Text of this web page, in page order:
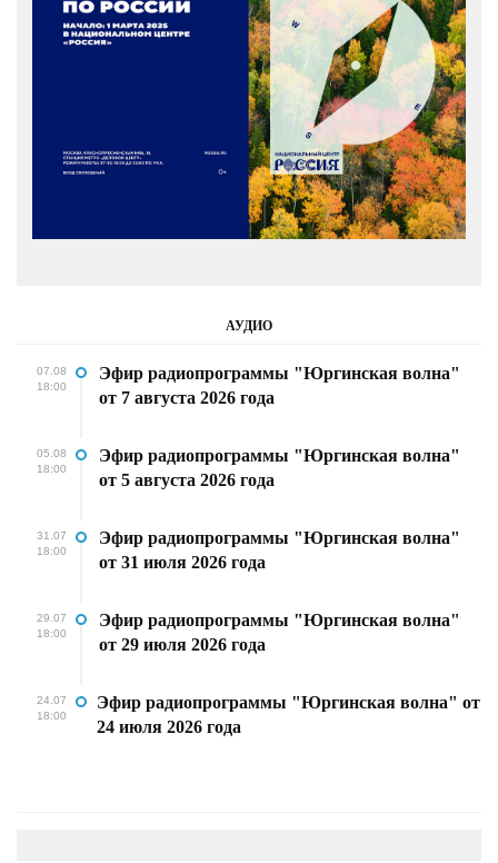
АУДИО
07.08
18:00
Эфир радиопрограммы "Юргинская волна"
от 7 августа 2026 года
05.08
18:00
Эфир радиопрограммы "Юргинская волна"
от 5 августа 2026 года
31.07
18:00
Эфир радиопрограммы "Юргинская волна"
от 31 июля 2026 года
29.07
18:00
Эфир радиопрограммы "Юргинская волна"
от 29 июля 2026 года
24.07
18:00
Эфир радиопрограммы "Юргинская волна" от
24 июля 2026 года